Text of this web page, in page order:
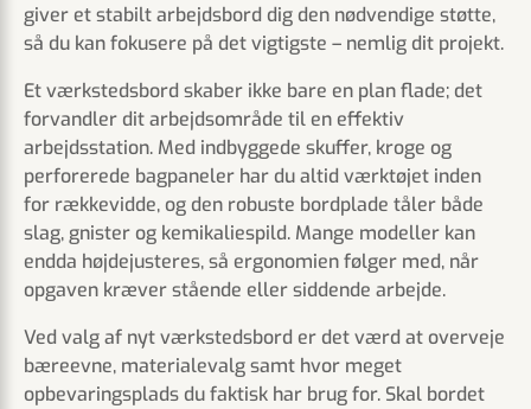
giver et stabilt arbejdsbord dig den nødvendige støtte,
så du kan fokusere på det vigtigste – nemlig dit projekt.
Et værkstedsbord skaber ikke bare en plan flade; det
forvandler dit arbejdsområde til en effektiv
arbejdsstation. Med indbyggede skuffer, kroge og
perforerede bagpaneler har du altid værktøjet inden
for rækkevidde, og den robuste bordplade tåler både
slag, gnister og kemikaliespild. Mange modeller kan
endda højdejusteres, så ergonomien følger med, når
opgaven kræver stående eller siddende arbejde.
Ved valg af nyt værkstedsbord er det værd at overveje
bæreevne, materialevalg samt hvor meget
opbevaringsplads du faktisk har brug for. Skal bordet